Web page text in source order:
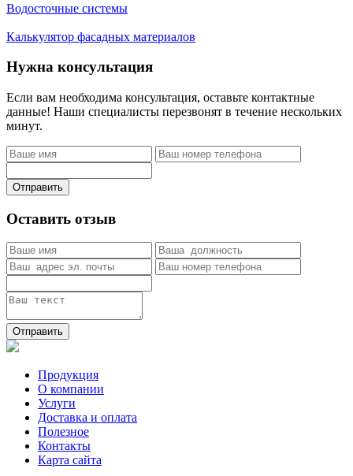
Водосточные системы
Калькулятор фасадных материалов
Нужна консультация
Если вам необходима консультация, оставьте контактные
данные! Наши специалисты перезвонят в течение нескольких
минут.
Отправить
Оставить отзыв
Отправить
Продукция
О компании
Услуги
Доставка и оплата
Полезное
Контакты
Карта сайта